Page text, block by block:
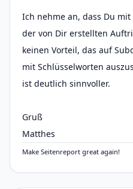
Ich nehme an, dass Du
der von Dir erstellten
keinen Vorteil, das auf
mit Schlüsselworten
ist deutlich sinnvoller.
Gruß
Matthes
Make Seitenreport great again!